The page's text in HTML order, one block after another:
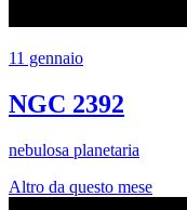
11 gennaio
NGC 2392
nebulosa planetaria
Altro da questo mese